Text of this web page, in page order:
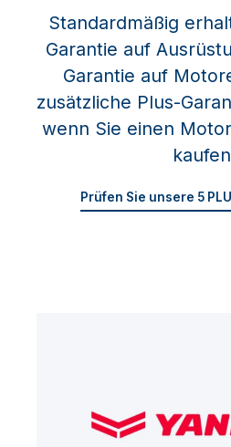
Standardmäßig
Garantie auf
Garantie auf
zusätzliche Plus-
wenn Sie einen
Prüfen Sie unsere 5